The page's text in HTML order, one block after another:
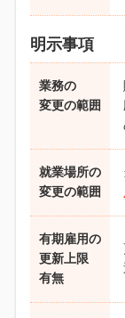
明示事項
業務の
変更の範囲
就業場所の
変更の範囲
有期雇用の
更新上限
有無